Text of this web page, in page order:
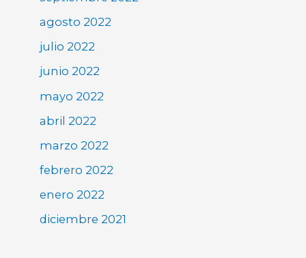
agosto 2022
julio 2022
junio 2022
mayo 2022
abril 2022
marzo 2022
febrero 2022
enero 2022
diciembre 2021